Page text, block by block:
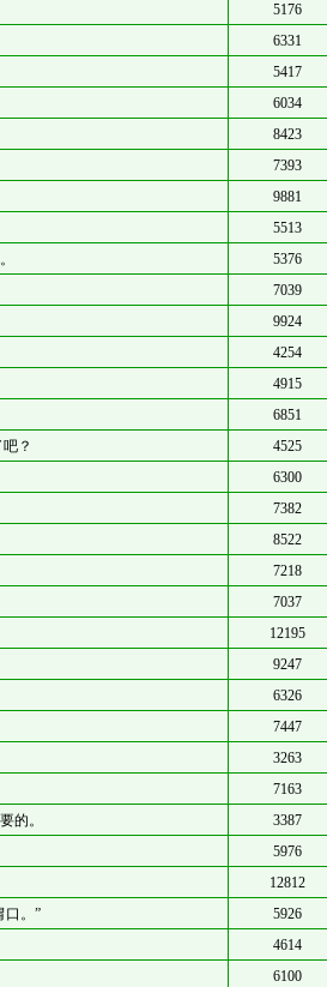
5176
6331
5417
6034
8423
7393
9881
5513
5376
7039
9924
4254
4915
6851
？ 4525
6300
7382
8522
7218
7037
12195
9247
6326
7447
3263
7163
的。 3387
5976
12812
口。” 5926
4614
6100